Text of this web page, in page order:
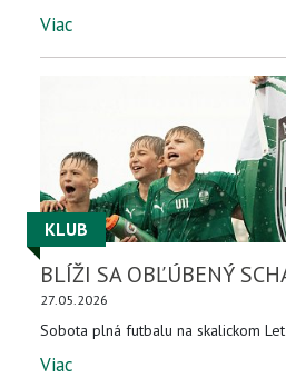
Viac
KLUB
BLÍŽI SA OBĽÚBENÝ
27.05.2026
Sobota plná futbalu na skalickom
Viac